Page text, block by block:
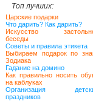
Топ лучших:
Царские подарки
Что дарить? Как дарить?
Искусство
беседы
Советы и правила этикета
Выбираем подарок по
Зодиака
Гадание на домино
Как правильно носить
на каблуках
Организация
праздников